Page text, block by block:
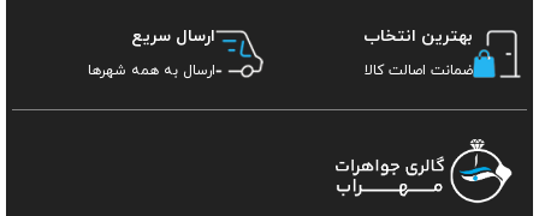
بهترین انتخاب
ضمانت اصالت کالا
ارسال سریع
ارسال به همه شهرها